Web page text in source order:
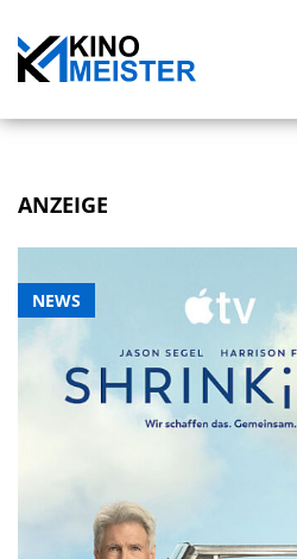
ANZEIGE
NEWS